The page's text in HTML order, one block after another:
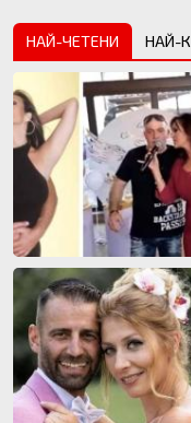
НАЙ-ЧЕТЕНИ НАЙ-